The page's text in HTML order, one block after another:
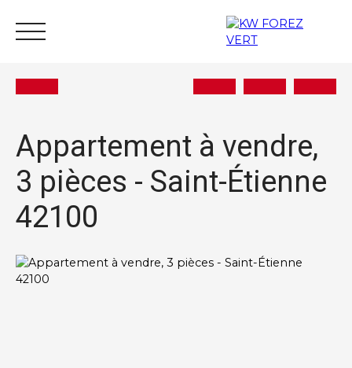
Acheter Vendre Estimer Louer
Appartement à vendre,
3 pièces - Saint-Étienne
42100